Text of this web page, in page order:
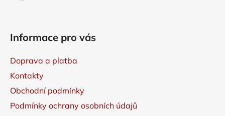
Informace pro vás
Doprava a platba
Kontakty
Obchodní podmínky
Podmínky ochrany osobních údajů